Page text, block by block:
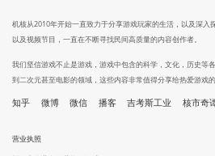
机核从2010年开始一直致力于分享游戏玩家的生活，以及深入
以及视频节目，一直在不断寻找民间高质量的内容创作者。
我们坚信游戏不止是游戏，游戏中包含的科学，文化，历史等
到二次元甚至电影的领域，这些内容非常值得分享给热爱游戏的
知乎 微博 微信 播客 吉考斯工业 核市奇
营业执照